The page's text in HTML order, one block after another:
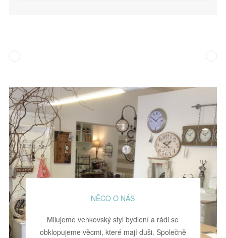
NĚCO O NÁS
Milujeme venkovský styl bydlení a rádi se
obklopujeme věcmi, které mají duši. Společně